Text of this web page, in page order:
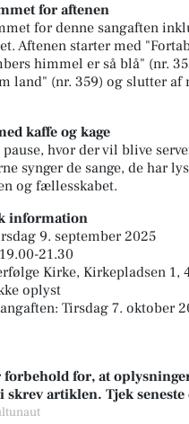
for aftenen
for denne sangaften
Aftenen starter med
himmel er så blå" (nr.
land" (nr. 359) og slutter af
kaffe og kage
pause, hvor der vil blive
synger de sange, de har
og fællesskabet.
information
9. september 2025
21.30
Kirke, Kirkepladsen 1,
oplyst
Tirsdag 7. oktober
forbehold for, at
skrev artiklen. Tjek